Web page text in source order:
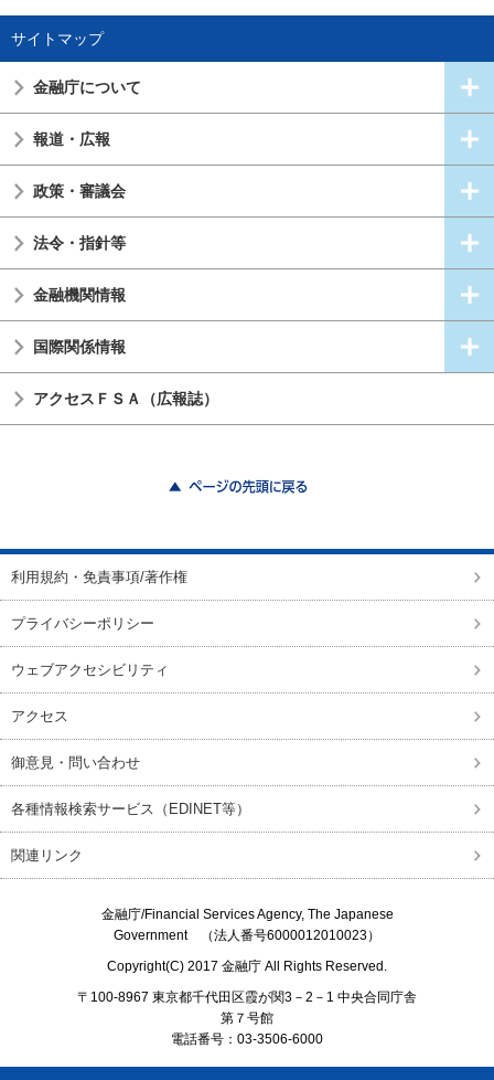
サイトマップ
金融庁について
報道・広報
政策・審議会
法令・指針等
金融機関情報
国際関係情報
アクセスＦＳＡ（広報誌）
利用規約・免責事項/著作権
プライバシーポリシー
ウェブアクセシビリティ
アクセス
御意見・問い合わせ
各種情報検索サービス（EDINET等）
関連リンク
金融庁/Financial Services Agency, The Japanese
Government（法人番号6000012010023）
Copyright(C) 2017 金融庁 All Rights Reserved.
〒100-8967 東京都千代田区霞が関3－2－1 中央合同庁舎
第７号館
電話番号：03-3506-6000